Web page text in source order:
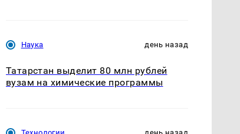
Наука день назад
Татарстан выделит 80 млн рублей
вузам на химические программы